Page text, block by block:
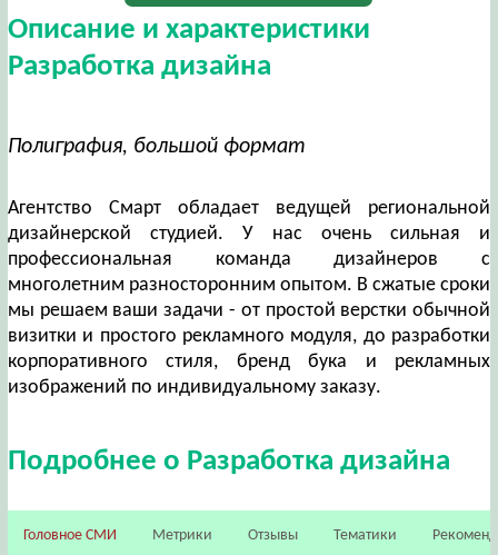
Описание и характеристики
Разработка дизайна
Полиграфия, большой формат
Агентство Смарт обладает ведущей региональной
дизайнерской студией. У нас очень сильная и
профессиональная команда дизайнеров с
многолетним разносторонним опытом. В сжатые сроки
мы решаем ваши задачи - от простой верстки обычной
визитки и простого рекламного модуля, до разработки
корпоративного стиля, бренд бука и рекламных
изображений по индивидуальному заказу.
Подробнее о Разработка дизайна
Головное СМИ Метрики Отзывы Тематики